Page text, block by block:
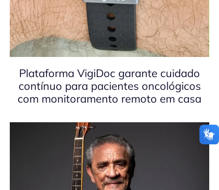
Plataforma VigiDoc garante cuidado
contínuo para pacientes oncológicos
com monitoramento remoto em casa